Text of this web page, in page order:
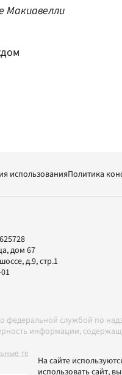
Макиавелли
использованияПолитика
дом 67
д.9, стр.1
федеральной службой по
информации,
технологии в соответствии
На сайте
использовать сайт,